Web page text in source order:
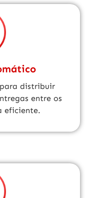
distribuir
entre os
eficiente.